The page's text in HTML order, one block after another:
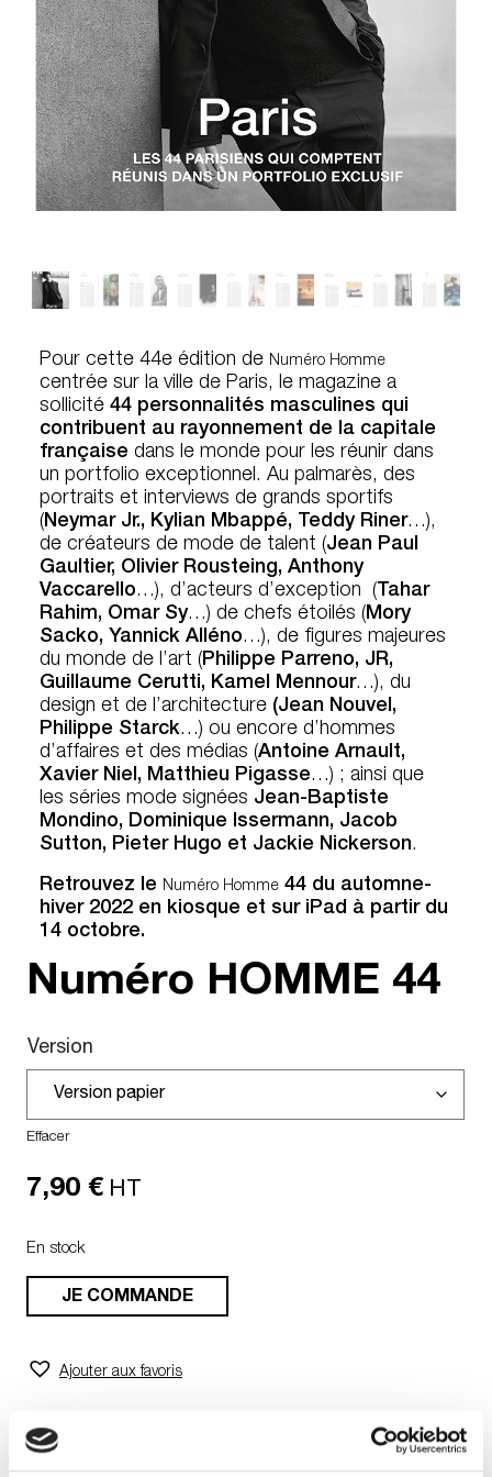
Pour cette 44e édition de Numéro Homme
centrée sur la ville de Paris, le magazine a
sollicité 44 personnalités masculines qui
contribuent au rayonnement de la capitale
française dans le monde pour les réunir dans
un portfolio exceptionnel. Au palmarès, des
portraits et interviews de grands sportifs
(Neymar Jr., Kylian Mbappé, Teddy Riner…),
de créateurs de mode de talent (Jean Paul
Gaultier, Olivier Rousteing, Anthony
Vaccarello…), d’acteurs d’exception ( Tahar
Rahim, Omar Sy…) de chefs étoilés (Mory
Sacko, Yannick Alléno…), de figures majeures
du monde de l’art (Philippe Parreno, JR,
Guillaume Cerutti, Kamel Mennour…), du
design et de l’architecture (Jean Nouvel,
Philippe Starck…) ou encore d’hommes
d’affaires et des médias (Antoine Arnault,
Xavier Niel, Matthieu Pigasse…) ; ainsi que
les séries mode signées Jean-Baptiste
Mondino, Dominique Issermann, Jacob
Sutton, Pieter Hugo et Jackie Nickerson.
Retrouvez le Numéro Homme 44 du automne-
hiver 2022 en kiosque et sur iPad à partir du
14 octobre.
Numéro HOMME 44
Version
Effacer
7,90 € HT
En stock
JE COMMANDE
Ajouter aux favoris
Abonnez-vous et recevez les nouveaux numéro